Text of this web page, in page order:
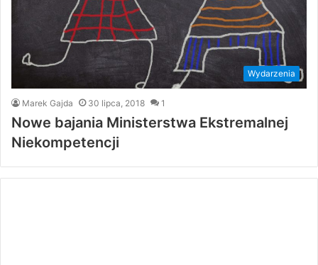
Wydarzenia
Marek Gajda 30 lipca, 2018 1
Nowe bajania Ministerstwa Ekstremalnej
Niekompetencji